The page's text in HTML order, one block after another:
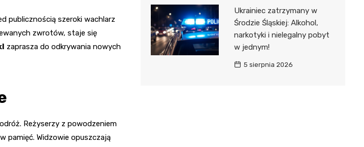
publicznością szeroki wachlarz
zwrotów, staje się
zaprasza do odkrywania nowych
Reżyserzy z powodzeniem
pamięć. Widzowie opuszczają
Ukrainiec zatrzymany w
Środzie Śląskiej: Alkohol,
narkotyki i nielegalny pobyt
w jednym!
5 sierpnia 2026